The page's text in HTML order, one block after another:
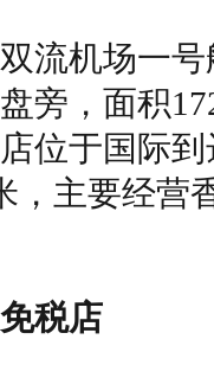
流机场一
旁，面积
位于国际
，主要经营
税店